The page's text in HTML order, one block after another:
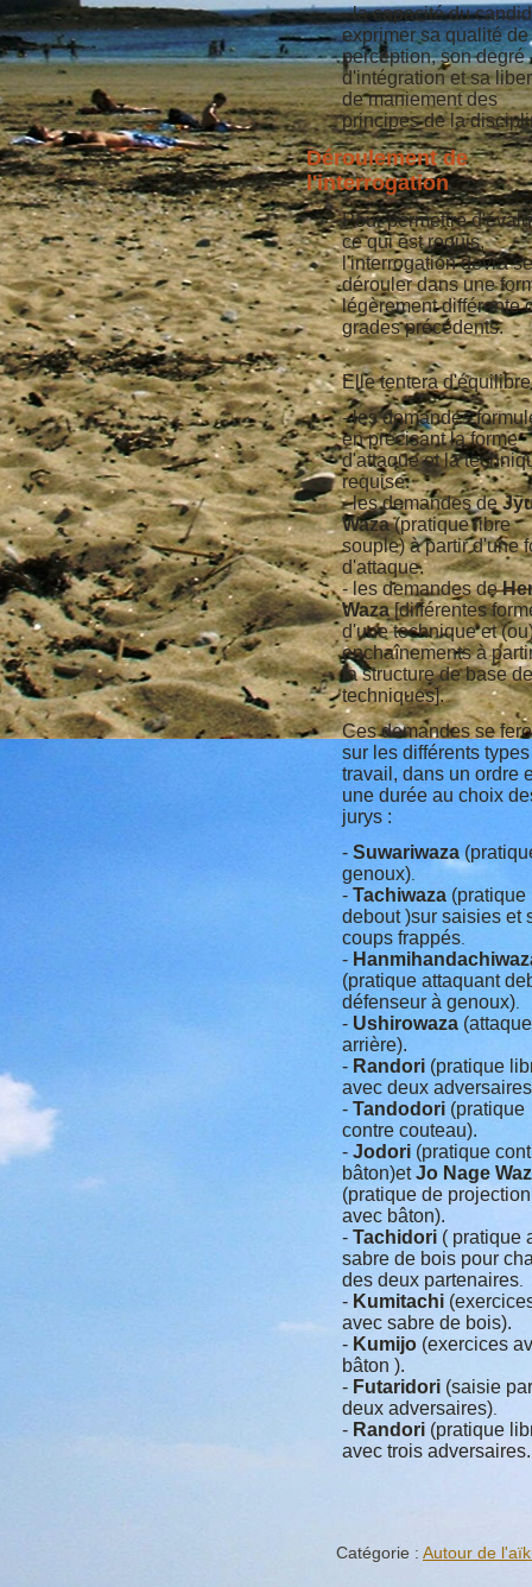
- la capacité du
exprimer sa qualité de
perception, son degré
d'intégration et sa
de maniement des
principes de la
Déroulement de
l'interrogation
Pour permettre
ce qui est requis,
l'interrogation devra se
dérouler dans une
légèrement différente
grades précédents.
Elle tentera
- les demandes
en précisant la forme
d'attaque et la
requise.
- les demandes de
Waza(pratique libre
souple) à partir d'une
d'attaque.
- les demandes de
Waza[différentes
d'une technique et
enchaînements à
la structure de base
techniques].
Ces demandes se
sur les différents
travail, dans un ordre
une durée au choix
jurys :
- Suwariwaza
genoux)
- Tachiwaza (pratique
debout )sur saisies et
coups frappés
-
(pratique attaquant
défenseur à genoux)
- Ushirowaza (attaque
arrière).
- Randori (pratique
avec deux
- Tandodori (pratique
contre couteau).
- Jodori (pratique
bâton)etJo Nage
(pratique de projection
avec bâton).
- Tachidori ( pratique
sabre de bois pour
des deux partenaires
- Kumitachi
avec sabre de bois).
- Kumijo (exercices
bâton ).
- Futaridori (saisie par
deux adversaires)
- Randori (pratique
avec trois adversaires.
Catégorie : Autour de